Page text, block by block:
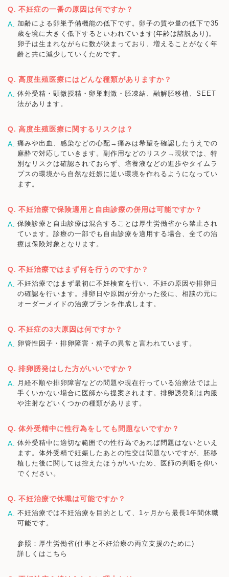
不妊症の一番の原因は何ですか？
加齢による卵巣予備機能の低下です。卵子の質や量の低下で35
歳を境に大きく低下するといわれています(年齢は諸説あり)。
卵子は生まれながらに数が決まっており、増えることがなく年
齢と共に減少していくためです。
高度生殖医療にはどんな種類がありますか？
体外受精・顕微授精・卵巣刺激・胚凍結、融解胚移植、SEET
法があります。
高度生殖医療に関するリスクは？
痛みや出血、感染などの心配→痛みは希望を確認したうえでの
麻酔で対応していきます。副作用などのリスク→現状では、特
別なリスクは確認されておらず、培養液などの進歩やタイムラ
プスの環境から自然な妊娠に近い環境を作れるようになってい
ます。
不妊治療で保険適用と自由診療の併用は可能ですか？
保険診療と自由診療は混合することは厚生労働省から禁止され
ています。診療の一部でも自由診療を適用する場合、全ての治
療は保険対象となります。
不妊治療ではまず何を行うのですか？
不妊治療ではまず最初に不妊検査を行い、不妊の原因や排卵日
の確認を行います。排卵日や原因が分かった後に、相談の元に
オーダーメイドの治療プランを作成します。
不妊症の3大原因は何ですか？
卵管性因子・排卵障害・精子の異常と言われています。
排卵誘発はした方がいいですか？
月経不順や排卵障害などの問題や現在行っている治療法では上
手くいかない場合に医師から提案されます。排卵誘発剤は内服
や注射などいくつかの種類があります。
体外受精中に性行為をしても問題ないですか？
体外受精中に適切な範囲での性行為であれば問題はないといえ
ます。体外受精で妊娠したあとの性交は問題ないですが、胚移
植した後に関しては控えたほうがいいため、医師の判断を仰い
でください。
不妊治療で休職は可能ですか？
不妊治療では不妊治療を目的として、1ヶ月から最長1年間休職
可能です。
参照：厚生労働省(仕事と不妊治療の両立支援のために)
詳しくはこちら